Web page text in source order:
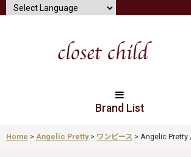
Brand List
Home > Angelic Pretty > ワンピース > Angelic Pretty